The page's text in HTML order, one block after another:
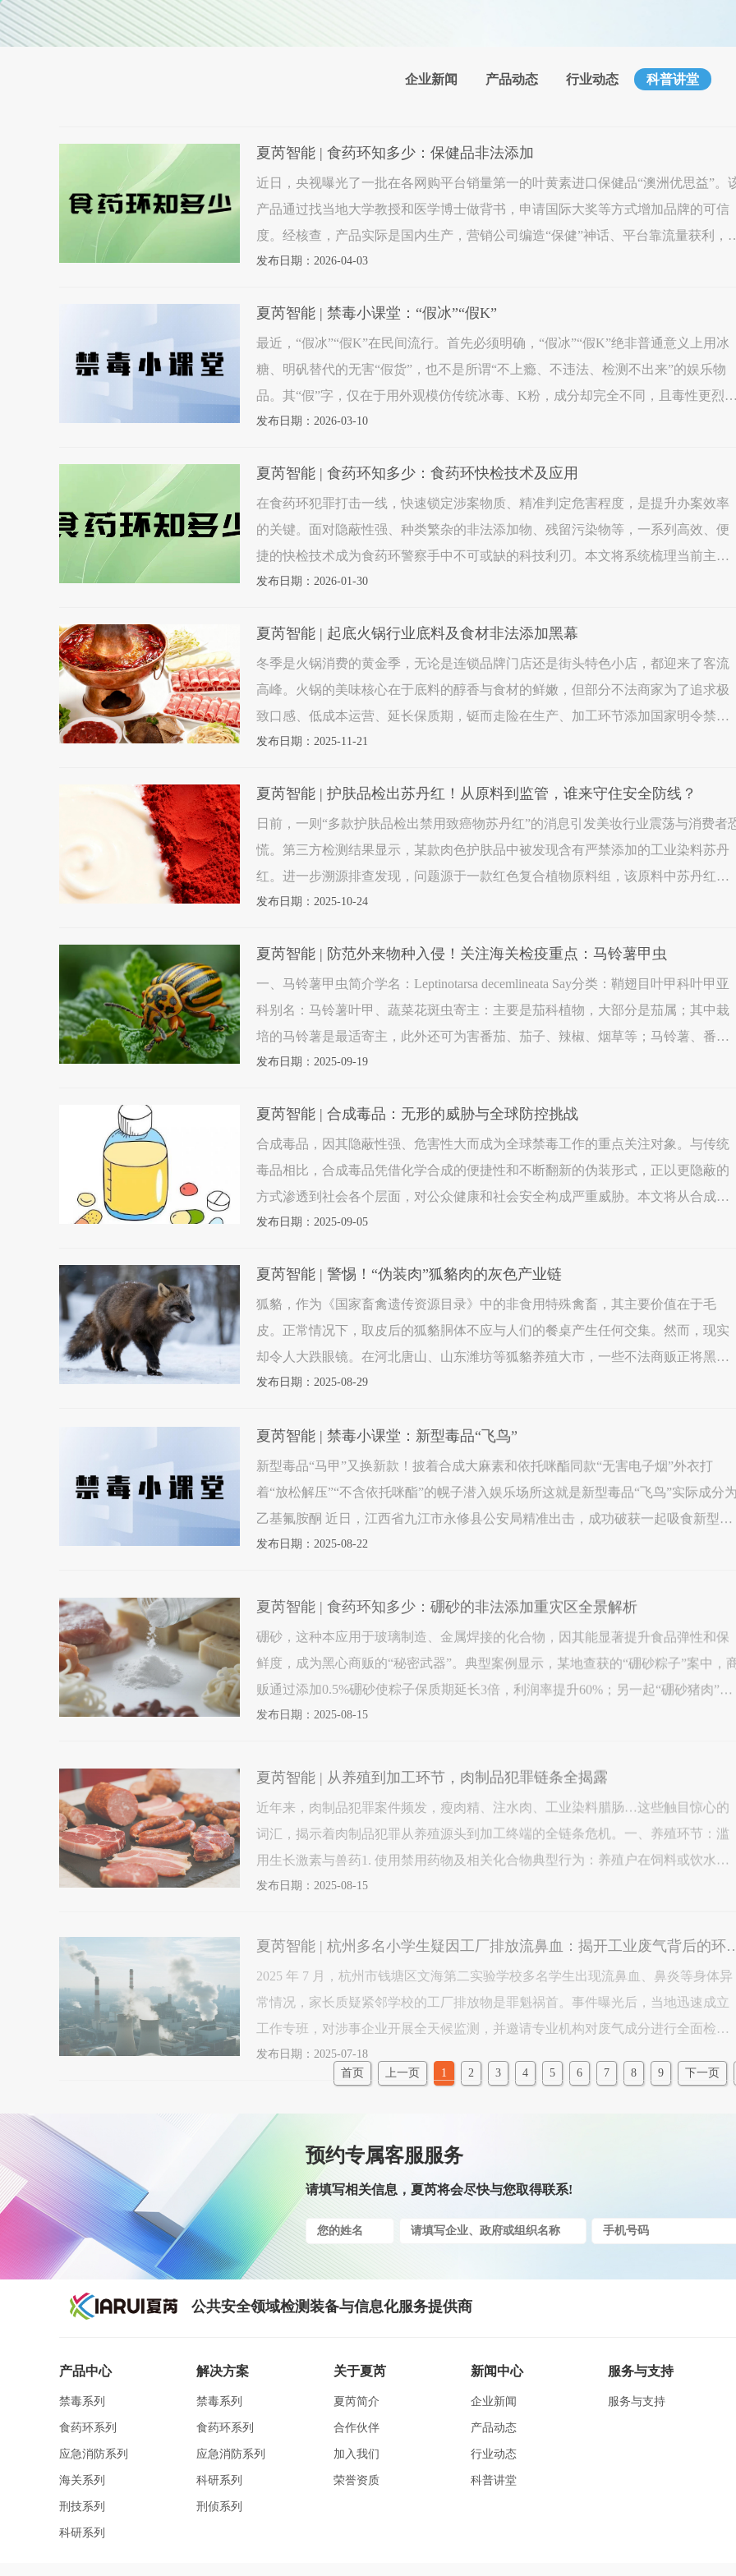
企业新闻 产品动态 行业动态 科普讲堂
夏芮智能 | 食药环知多少：保健品非法添加
近日，央视曝光了一批在各网购平台销量第一的叶黄素进口保健品“澳洲优思益”。
产品通过找当地大学教授和医学博士做背书，申请国际大奖等方式增加品牌的可信
度。经核查，产品实际是国内生产，营销公司编造“保健”神话、平台靠流量获利，
不仅仅让消费者花了冤枉钱，最终伤害的是整个保健品市场的健发展。此类虚假宣
发布日期：2026-04-03
夏芮智能 | 禁毒小课堂：“假冰”“假K”
最近，“假冰”“假K”在民间流行。首先必须明确，“假冰”“假K”绝非普通意义上用冰
糖、明矾替代的无害“假货”，也不是所谓“不上瘾、不违法、检测不出来”的娱乐物
品。其“假”字，仅在于用外观模仿传统冰毒、K粉，成分却完全不同，且毒性更烈、
危害更大的其他毒品。2025年7月，乌鲁木齐市公安局米东分局破获了一起贩卖
发布日期：2026-03-10
夏芮智能 | 食药环知多少：食药环快检技术及应用
在食药环犯罪打击一线，快速锁定涉案物质、精准判定危害程度，是提升办案效率
的关键。面对隐蔽性强、种类繁杂的非法添加物、残留污染物等，一系列高效、便
捷的快检技术成为食药环警察手中不可或缺的科技利刃。本文将系统梳理当前主流
的食药环快检技术原理、特点及应用范围，为实战提供清晰的技术图谱。拉曼光谱
发布日期：2026-01-30
夏芮智能 | 起底火锅行业底料及食材非法添加黑幕
冬季是火锅消费的黄金季，无论是连锁品牌门店还是街头特色小店，都迎来了客流
高峰。火锅的美味核心在于底料的醇香与食材的鲜嫩，但部分不法商家为了追求极
致口感、低成本运营、延长保质期，铤而走险在生产、加工环节添加国家明令禁止
的物质。这些非法添加物隐蔽性强，仅凭肉眼难以分辨，却会对人体健康造成持续
发布日期：2025-11-21
夏芮智能 | 护肤品检出苏丹红！从原料到监管，谁来守住安全防线？
日前，一则“多款护肤品检出禁用致癌物苏丹红”的消息引发美妆行业震荡与消费者
慌。第三方检测结果显示，某款肉色护肤品中被发现含有严禁添加的工业染料苏丹
红。进一步溯源排查发现，问题源于一款红色复合植物原料组，该原料中苏丹红含
量高达1170ppm，且使用同款原料的多个品牌产品均被检出相同违禁成分。苏丹红，
发布日期：2025-10-24
夏芮智能 | 防范外来物种入侵！关注海关检疫重点：马铃薯甲虫
一、马铃薯甲虫简介学名：Leptinotarsa decemlineata Say分类：鞘翅目叶甲科叶甲亚
科别名：马铃薯叶甲、蔬菜花斑虫寄主：主要是茄科植物，大部分是茄属；其中栽
培的马铃薯是最适寄主，此外还可为害番茄、茄子、辣椒、烟草等；马铃薯、番
茄、茄子、天仙子4种寄主是独立寄主分布：原产在美国，后传入法国、荷兰、瑞
发布日期：2025-09-19
夏芮智能 | 合成毒品：无形的威胁与全球防控挑战
合成毒品，因其隐蔽性强、危害性大而成为全球禁毒工作的重点关注对象。与传统
毒品相比，合成毒品凭借化学合成的便捷性和不断翻新的伪装形式，正以更隐蔽的
方式渗透到社会各个层面，对公众健康和社会安全构成严重威胁。本文将从合成毒
品的定义、分类入手，结合最新权威报告，全面解析我国及全球合成毒品的滥用形
发布日期：2025-09-05
夏芮智能 | 警惕！“伪装肉”狐貉肉的灰色产业链
狐貉，作为《国家畜禽遗传资源目录》中的非食用特殊禽畜，其主要价值在于毛
皮。正常情况下，取皮后的狐貉胴体不应与人们的餐桌产生任何交集。然而，现实
却令人大跌眼镜。在河北唐山、山东潍坊等狐貉养殖大市，一些不法商贩正将黑手
伸向这些本不该被食用的动物躯体。他们在冷库里囤积大量已分割好的狐貉腿，通
发布日期：2025-08-29
夏芮智能 | 禁毒小课堂：新型毒品“飞鸟”
新型毒品“马甲”又换新款！披着合成大麻素和依托咪酯同款“无害电子烟”外衣打
着“放松解压”“不含依托咪酯”的幌子潜入娱乐场所这就是新型毒品“飞鸟”实际成分为
乙基氟胺酮 近日，江西省九江市永修县公安局精准出击，成功破获一起吸食新型毒
品案件，这是九江查获的首例，涉及新型毒品乙基氟胺酮的违法案件。“飞鸟”
发布日期：2025-08-22
近年来，肉制品犯罪案件频发，瘦肉精、注水肉、工业染料腊肠…这些触目惊心的
词汇，揭示着肉制品犯罪从养殖源头到加工终端的全链条危机。一、养殖环节：滥
用生长激素与兽药1. 使用禁用药物及相关化合物典型行为：养殖户在饲料或饮水中
非法添加盐酸克伦特罗、莱克多巴胺、沙丁胺醇等β-受体激动剂，俗称“瘦肉精”，促
进动物
发布日期：2025-08-15
2025 年 7 月，杭州市钱塘区文海第二实验学校多名学生出现流鼻血、鼻炎等身体异
常情况，家长质疑紧邻学校的工厂排放物是罪魁祸首。事件曝光后，当地迅速成立
工作专班，对涉事企业开展全天候监测，并邀请专业机构对废气成分进行全面检
测。杭州下沙事件绝非历史长河中一个孤独的涟漪，它是一连串以生命健康为代价
敲响的警钟中
发布日期：2025-07-18
首页 上一页 1 2 3 4 5 6 7 8 9 下一页
预约专属客服服务
请填写相关信息，夏芮将会尽快与您取得联系!
公共安全领域检测装备与信息化服务提供商
产品中心
禁毒系列
食药环系列
应急消防系列
海关系列
刑技系列
科研系列
解决方案
禁毒系列
食药环系列
应急消防系列
科研系列
刑侦系列
关于夏芮
夏芮简介
合作伙伴
加入我们
荣誉资质
新闻中心
企业新闻
产品动态
行业动态
科普讲堂
服务与支持
服务与支持